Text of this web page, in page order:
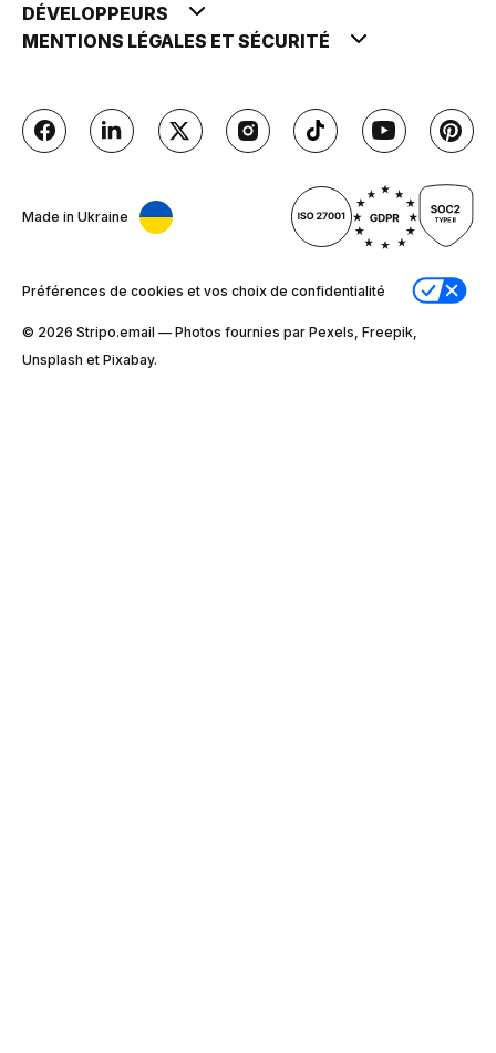
DÉVELOPPEURS
MENTIONS LÉGALES ET SÉCURITÉ
Made in Ukraine
Préférences de cookies et vos choix de confidentialité
© 2026 Stripо.email — Photos fournies par Pexels, Freepik,
Unsplash et Pixabay.